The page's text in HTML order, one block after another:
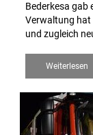
Bederkesa gab
Verwaltung hat
und zugleich
Weiterlesen